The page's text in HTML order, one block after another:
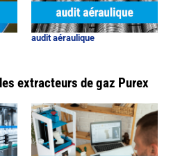
audit aéraulique
extracteurs de gaz Purex